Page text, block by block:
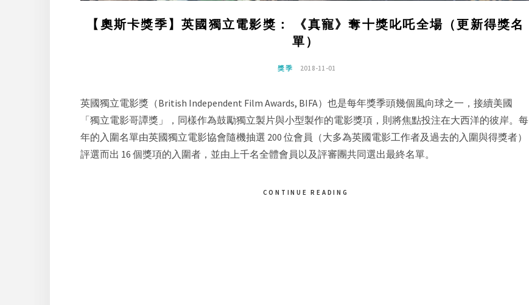
【奧斯卡獎季】英國獨立電影獎： 《真寵》奪十獎叱吒全場（更新得獎名
單）
獎季 2018-11-01
英國獨立電影獎（British Independent Film Awards, BIFA）也是每年獎季頭幾個風向球之一，接續美國
「獨立電影哥譚獎」，同樣作為鼓勵獨立製片與小型製作的電影獎項，則將焦點投注在大西洋的彼岸。每
年的入圍名單由英國獨立電影協會隨機抽選 200 位會員（大多為英國電影工作者及過去的入圍與得獎者）
評選而出 16 個獎項的入圍者，並由上千名全體會員以及評審團共同選出最終名單。
CONTINUE READING